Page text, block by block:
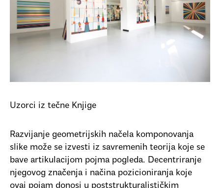
Uzorci iz tečne Knjige
Razvijanje geometrijskih načela komponovanja
slike može se izvesti iz savremenih teorija koje se
bave artikulacijom pojma pogleda. Decentriranje
njegovog značenja i načina pozicioniranja koje